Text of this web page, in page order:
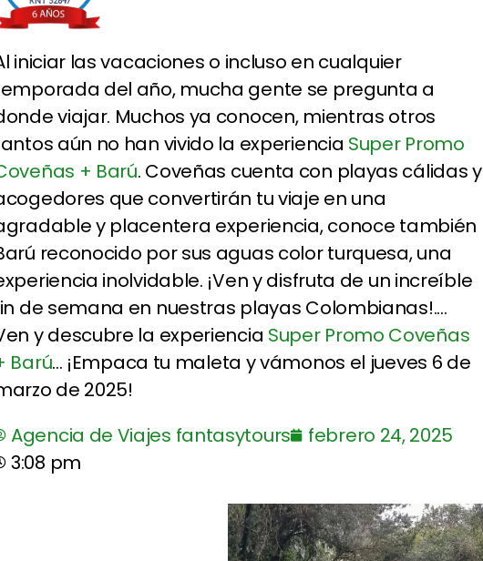
iniciar las vacaciones o incluso en cualquier
del año, mucha gente se pregunta a
viajar. Muchos ya conocen, mientras otros
aún no han vivido la experiencia Super Promo
+ Barú. Coveñas cuenta con playas cálidas y
que convertirán tu viaje en una
y placentera experiencia, conoce también
reconocido por sus aguas color turquesa, una
inolvidable. ¡Ven y disfruta de un increíble
de semana en nuestras playas Colombianas!....
y descubre la experiencia Super Promo Coveñas
Barú... ¡Empaca tu maleta y vámonos el jueves 6 de
de 2025!
Agencia de Viajes fantasytours
febrero 24, 2025
3:08 pm